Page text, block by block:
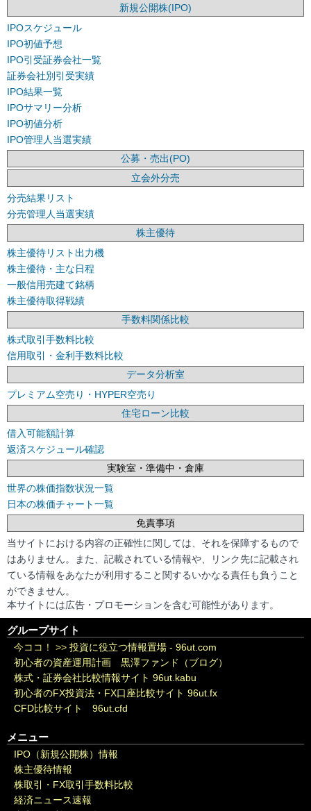
新規公開株(IPO)
IPOスケジュール
IPO初値予想
IPO引受証券会社一覧
証券会社別引受実績
IPO結果一覧
IPOサマリー分析
IPO初値分析
IPO管理人当選実績
公募・売出(PO)
立会外分売
分売結果リスト
分売管理人当選実績
株主優待
株主優待リスト出力機
株主優待・主な日程
一般信用売建て銘柄
株主優待取得戦績
手数料関係比較
株式取引手数料比較
信用取引・金利手数料比較
データ分析室
プレミアム空売り・HYPER空売り
住宅ローン比較
借入可能額計算
返済スケジュール確認
実験室・準備中・倉庫
世界の株価指数状況一覧
日本の株価チャート一覧
免責事項
当サイトにおける内容の正確性に関しては、それを保障するもので
はありません。また、記載されている情報や、リンク先に記載され
ている情報をあなたが利用すること関するいかなる責任も負うこと
ができません。
本サイトには広告・プロモーションを含む可能性があります。
グループサイト
今ココ！ >> 投資に役立つ情報置場 - 96ut.com
初心者の資産運用計画 黒澤ファンド（ブログ）
株式・証券会社比較情報サイト 96ut.kabu
初心者のFX投資法・FX口座比較サイト 96ut.fx
CFD比較サイト 96ut.cfd
メニュー
IPO（新規公開株）情報
株主優待情報
株取引・FX取引手数料比較
経済ニュース速報